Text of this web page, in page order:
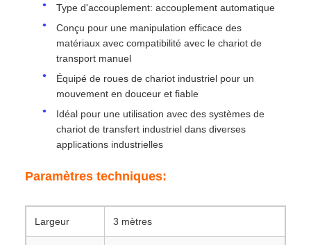
Type d'accouplement: accouplement automatique
Conçu pour une manipulation efficace des
matériaux avec compatibilité avec le chariot de
transport manuel
Équipé de roues de chariot industriel pour un
mouvement en douceur et fiable
Idéal pour une utilisation avec des systèmes de
chariot de transfert industriel dans diverses
applications industrielles
Paramètres techniques:
Largeur 3 mètres